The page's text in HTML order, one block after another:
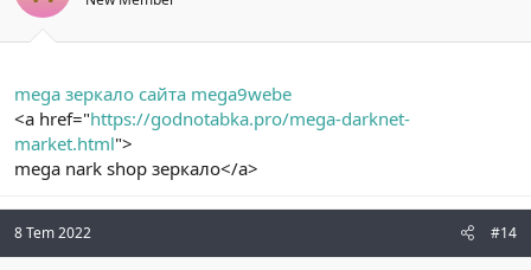
mega зеркало сайта mega9webe
<a href="https://godnotabka.pro/mega-darknet-
market.html">
mega nark shop зеркало</a>
8 Tem 2022 #14